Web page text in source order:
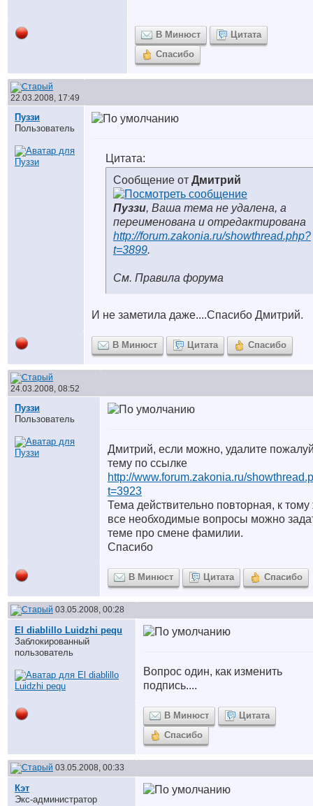
В Минюст
Цитата
Спасибо
22.03.2008, 17:49
Пуззи
Пользователь
Цитата:
Сообщение от Дмитрий
Пуззи, Ваша тема не удалена, а
переименована и отредактирована
http://forum.zakonia.ru/showthread.php?
t=3899.
См. Правила форума
И не заметила даже....Спасибо Дмитрий.
В Минюст Цитата Спасибо
24.03.2008, 08:52
Пуззи
Пользователь
Дмитрий, если можно, удалите
тему по ссылке
http://www.forum.zakonia.ru/
t=3923
Тема действительно повторная, к
все необходимые вопросы можно
теме про смене фамилии.
Спасибо
В Минюст Цитата Спасибо
03.05.2008, 00:28
El diablillo Luidzhi pequ
Заблокированный
пользователь
Вопрос один, как изменить
подпись....
В Минюст
Цитата
Спасибо
03.05.2008, 00:33
Кэт
Экс-администратор